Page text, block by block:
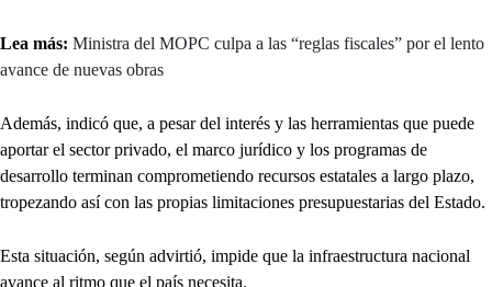
Lea más: Ministra del MOPC culpa a las “reglas fiscales” por el lento
avance de nuevas obras
Además, indicó que, a pesar del interés y las herramientas que puede
aportar el sector privado, el marco jurídico y los programas de
desarrollo terminan comprometiendo recursos estatales a largo plazo,
tropezando así con las propias limitaciones presupuestarias del Estado.
Esta situación, según advirtió, impide que la infraestructura nacional
avance al ritmo que el país necesita.